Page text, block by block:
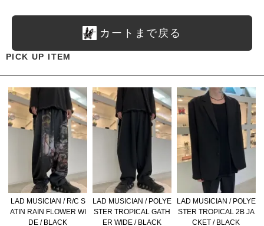
カートまで戻る
PICK UP ITEM
LAD MUSICIAN / R/C S
ATIN RAIN FLOWER WI
DE / BLACK
LAD MUSICIAN / POLYE
STER TROPICAL GATH
ER WIDE / BLACK
LAD MUSICIAN / POLYE
STER TROPICAL 2B JA
CKET / BLACK